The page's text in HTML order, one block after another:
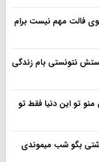
فالت مهم نیست برام
نتونستی بام زندگی
تو این دنیا فقط تو
بگو شب میموندی